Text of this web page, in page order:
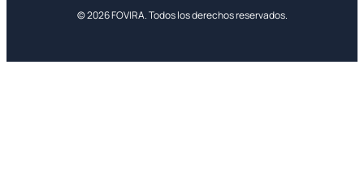
© 2026 FOVIRA. Todos los derechos reservados.